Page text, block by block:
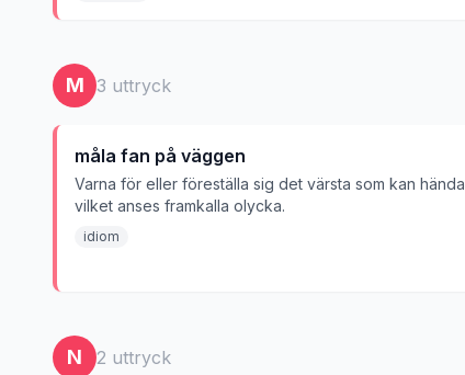
M 3 uttryck
måla fan på väggen
Varna för eller föreställa sig det värsta som kan hända,
vilket anses framkalla olycka.
idiom
N 2 uttryck